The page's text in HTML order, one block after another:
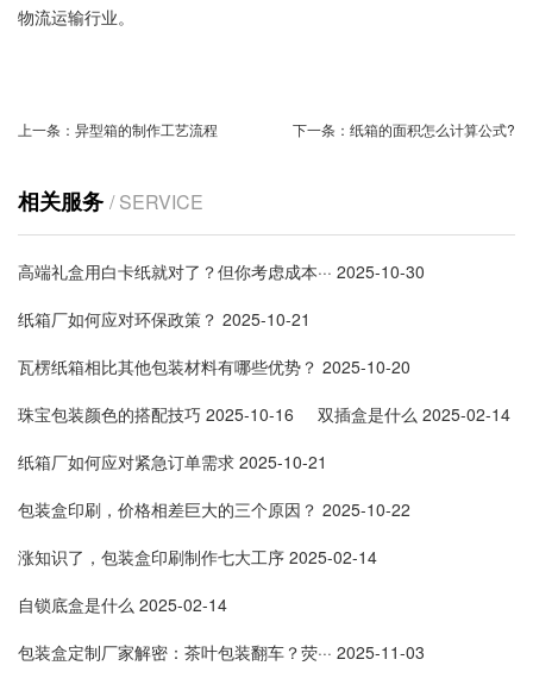
物流运输行业。
上一条： 异型箱的制作工艺流程 下一条： 纸箱的面积怎么计算公式?
相关服务 / SERVICE
高端礼盒用白卡纸就对了？但你考虑成本··· 2025-10-30
纸箱厂如何应对环保政策？ 2025-10-21
瓦楞纸箱相比其他包装材料有哪些优势？ 2025-10-20
珠宝包装颜色的搭配技巧 2025-10-16 双插盒是什么 2025-02-14
纸箱厂如何应对紧急订单需求 2025-10-21
包装盒印刷，价格相差巨大的三个原因？ 2025-10-22
涨知识了，包装盒印刷制作七大工序 2025-02-14
自锁底盒是什么 2025-02-14
包装盒定制厂家解密：茶叶包装翻车？荧··· 2025-11-03